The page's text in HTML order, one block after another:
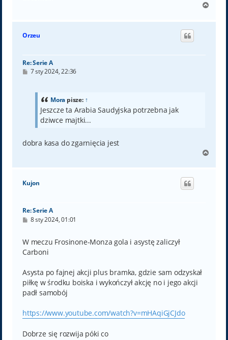
g
Orzeu
Re: Serie A
P7 sty 2024, 22:36
Mora pisze: ↑
Jeszcze ta Arabia Saudyjska potrzebna jak
dziwce majtki...
dobra kasa do zgarnięcia jest
g
Kujon
Re: Serie A
P
t
8 sty 2024, 01:01
W meczu Frosinone-Monza gola i asystę zaliczył
Carboni
Asysta po fajnej akcji plus bramka, gdzie sam odzyskał
piłkę w środku boiska i wykończył akcję no i jego akcji
padł samobój
https://www.youtube.com/watch?v=mHAqiGjCJdo
Dobrze się rozwija póki co